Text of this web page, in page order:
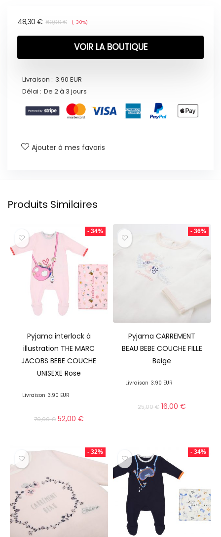
69,00€
48,30 € (-30%)
VOIR LA BOUTIQUE
Livraison : 3.90 EUR
Délai : De 2 à 3 jours
Ajouter à mes favoris
Produits Similaires
- 34%
Pyjama interlock à
illustration THE MARC
JACOBS BEBE COUCHE
UNISEXE Rose
Livraison 3.90 EUR
79,00€ 52,00 €
- 36%
Pyjama CARREMENT
BEAU BEBE COUCHE FILLE
Beige
Livraison 3.90 EUR
25,00€ 16,00€
- 32% - 34%